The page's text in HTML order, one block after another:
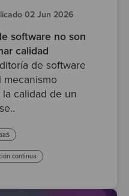
02 Jun 2026
software no son
calidad
de software
mecanismo
calidad de un
continua